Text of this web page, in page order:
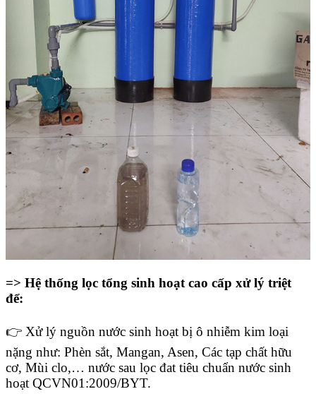
=> Hệ thống lọc tổng sinh hoạt cao cấp xử lý triệt
để:
👉 Xử lý nguồn nước sinh hoạt bị ô nhiễm kim loại
nặng như: Phèn sắt, Mangan, Asen, Các tạp chất hữu
cơ, Mùi clo,… nước sau lọc đat tiêu chuẩn nước sinh
hoạt QCVN01:2009/BYT.